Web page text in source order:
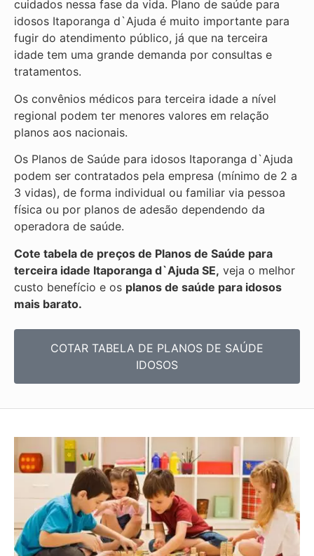
cuidados nessa fase da vida. Plano de saúde para
idosos Itaporanga d`Ajuda é muito importante para
fugir do atendimento público, já que na terceira
idade tem uma grande demanda por consultas e
tratamentos.
Os convênios médicos para terceira idade a nível
regional podem ter menores valores em relação
planos aos nacionais.
Os Planos de Saúde para idosos Itaporanga d`Ajuda
podem ser contratados pela empresa (mínimo de 2 a
3 vidas), de forma individual ou familiar via pessoa
física ou por planos de adesão dependendo da
operadora de saúde.
Cote tabela de preços de Planos de Saúde para
terceira idade Itaporanga d`Ajuda SE, veja o melhor
custo benefício e os planos de saúde para idosos
mais barato.
COTAR TABELA DE PLANOS DE SAÚDE
IDOSOS